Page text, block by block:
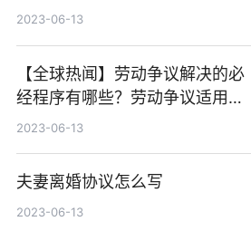
怎么写？ 天天消息
2023-06-13
【全球热闻】劳动争议解决的必
经程序有哪些？劳动争议适用什
么程序仲裁？
2023-06-13
夫妻离婚协议怎么写
2023-06-13